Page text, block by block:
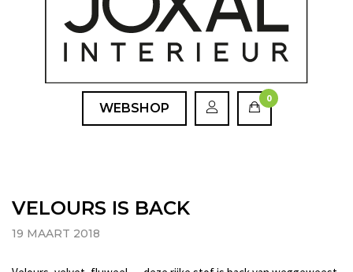
WEBSHOP
0
VELOURS IS BACK
19 MAART 2018